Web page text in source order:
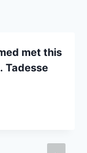
met this
Tadesse